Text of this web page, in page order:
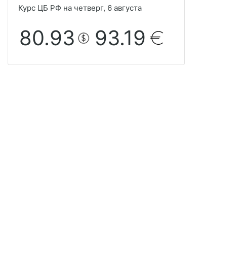
Курс ЦБ РФ на четверг, 6 августа
80.93 93.19